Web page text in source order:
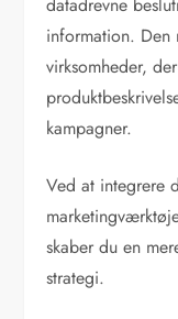
datadrevne
information.
virksomheder,
kampagner.
Ved at integrere
skaber du en
strategi.